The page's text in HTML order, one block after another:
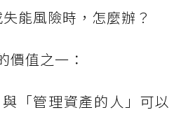
能風險時，怎麼辦？
價值之一：
「管理資產的人」可以